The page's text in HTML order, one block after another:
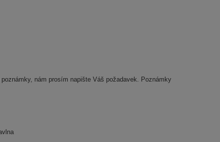
nám prosím napište Váš požadavek. Poznámky